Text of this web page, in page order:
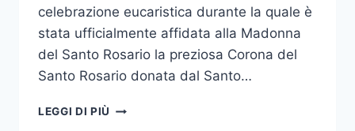
celebrazione eucaristica durante la quale è
stata ufficialmente affidata alla Madonna
del Santo Rosario la preziosa Corona del
Santo Rosario donata dal Santo…
LEGGI DI PIÙ